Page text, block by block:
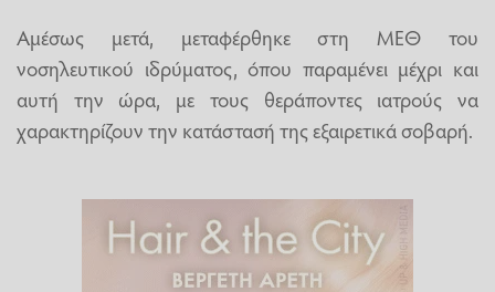
Αμέσως μετά, μεταφέρθηκε στη ΜΕΘ του
νοσηλευτικού ιδρύματος, όπου παραμένει μέχρι και
αυτή την ώρα, με τους θεράποντες ιατρούς να
χαρακτηρίζουν την κατάστασή της εξαιρετικά σοβαρή.